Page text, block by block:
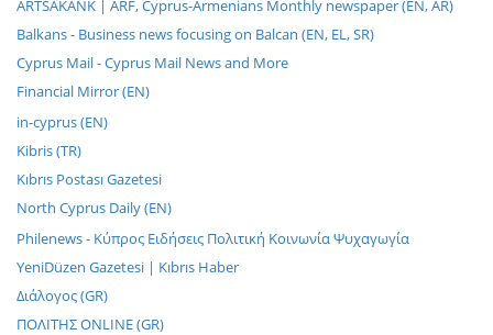
ARTSAKANK | ARF, Cyprus-Armenians Monthly newspaper (EN, AR)
Balkans - Business news focusing on Balcan (EN, EL, SR)
Cyprus Mail - Cyprus Mail News and More
Financial Mirror (EN)
in-cyprus (EN)
Kibris (TR)
Kıbrıs Postası Gazetesi
North Cyprus Daily (EN)
Philenews - Κύπρος Ειδήσεις Πολιτική Κοινωνία Ψυχαγωγία
YeniDüzen Gazetesi | Kıbrıs Haber
Διάλογος (GR)
ΠΟΛΙΤΗΣ ONLINE (GR)